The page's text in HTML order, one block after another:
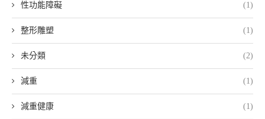
性功能障礙 (1)
整形雕塑 (1)
未分類 (2)
減重 (1)
減重健康 (1)